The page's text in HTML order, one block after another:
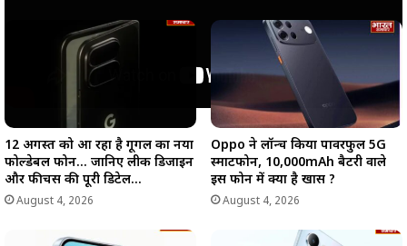
12 अगस्त को आ रहा है गूगल का नया
फोल्डेबल फोन… जानिए लीक डिजाइन
और फीचर्स की पूरी डिटेल…
August 4, 2026
Oppo ने लॉन्च किया पावरफुल 5G
स्मार्टफोन, 10,000mAh बैटरी वाले
इस फोन में क्या है खास ?
August 4, 2026